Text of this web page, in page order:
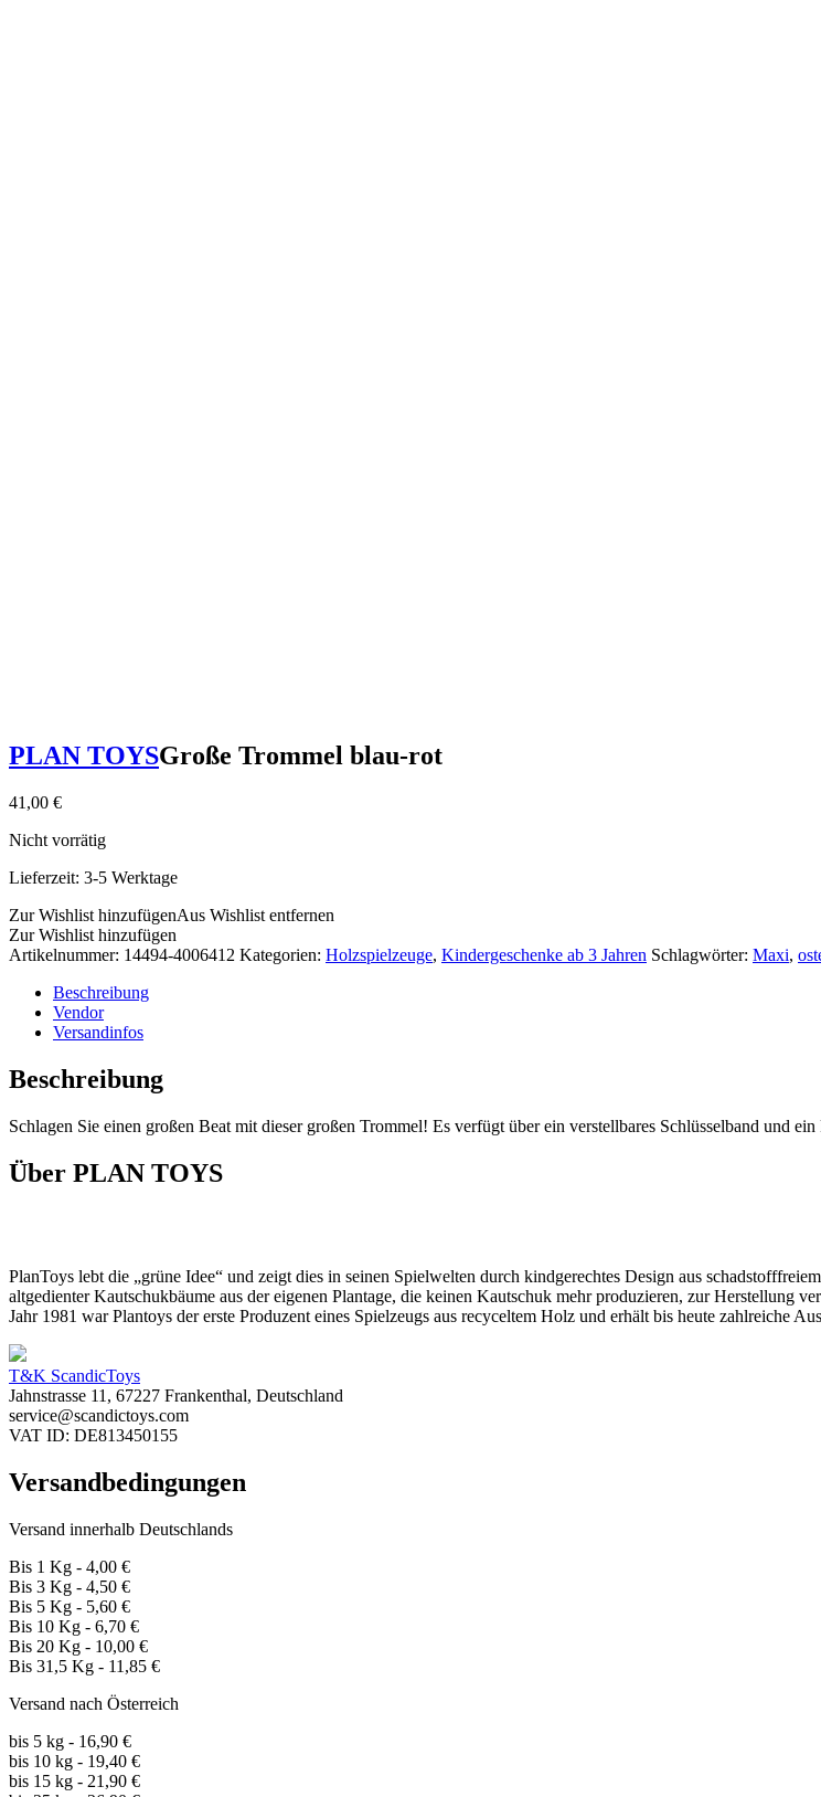
PLAN TOYSGroße Trommel blau-rot
41,00 €
Nicht vorrätig
Lieferzeit: 3-5 Werktage
Zur Wishlist hinzufügenAus Wishlist entfernen
Zur Wishlist hinzufügen
Artikelnummer: 14494-4006412 Kategorien: Holzspielzeuge, Kindergeschenke ab 3 Jahren Schlagwörter: Maxi,
Beschreibung
Vendor
Versandinfos
Beschreibung
Schlagen Sie einen großen Beat mit dieser großen Trommel! Es verfügt über ein verstellbares Schlüsselband und
Über PLAN TOYS
PlanToys lebt die „grüne Idee“ und zeigt dies in seinen Spielwelten durch kindgerechtes Design aus
altgedienter Kautschukbäume aus der eigenen Plantage, die keinen Kautschuk mehr produzieren, zur Herstellung
Jahr 1981 war Plantoys der erste Produzent eines Spielzeugs aus recyceltem Holz und erhält bis heute zahlreiche
T&K ScandicToys
Jahnstrasse 11, 67227 Frankenthal, Deutschland
service@scandictoys.com
VAT ID: DE813450155
Versandbedingungen
Versand innerhalb Deutschlands
Bis 1 Kg - 4,00 €
Bis 3 Kg - 4,50 €
Bis 5 Kg - 5,60 €
Bis 10 Kg - 6,70 €
Bis 20 Kg - 10,00 €
Bis 31,5 Kg - 11,85 €
Versand nach Österreich
bis 5 kg - 16,90 €
bis 10 kg - 19,40 €
bis 15 kg - 21,90 €